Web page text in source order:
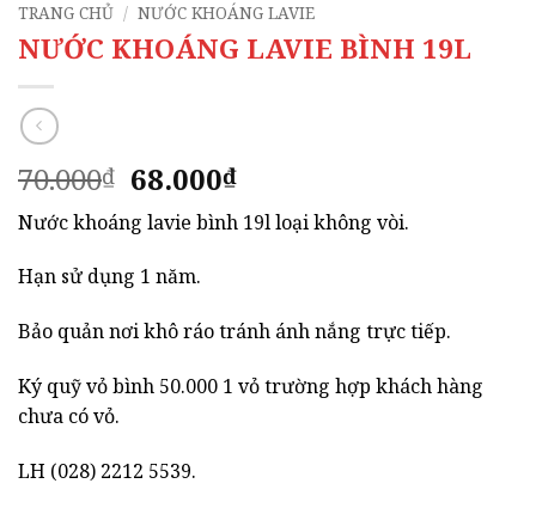
TRANG CHỦ / NƯỚC KHOÁNG LAVIE
NƯỚC KHOÁNG LAVIE BÌNH 19L
70.000₫ Giá
gốc
là:
70.000₫.
68.000₫Giá
hiện
tại
Nước khoáng lavie bình 19l loại không vòi.
Hạn sử dụng 1 năm.
Bảo quản nơi khô ráo tránh ánh nắng trực tiếp.
Ký quỹ vỏ bình 50.000 1 vỏ trường hợp khách hàng
chưa có vỏ.
LH (028) 2212 5539.